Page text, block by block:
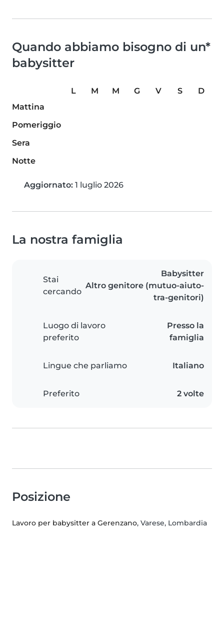
Quando abbiamo bisogno di un*
babysitter
L M M G V S
D
Mattina
Pomeriggio
Sera
Notte
Aggiornato: 1 luglio 2026
La nostra famiglia
Stai
cercando
Babysitter
Altro genitore (mutuo-aiuto-
tra-genitori)
Luogo di lavoro
preferito
Presso la
famiglia
Lingue che parliamo Italiano
Preferito 2 volte
Posizione
Lavoro per babysitter a Gerenzano, Varese, Lombardia